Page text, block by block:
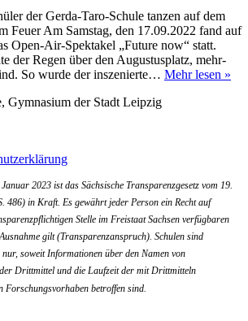
im Taro
der Ger­­da-Taro-Schu­­le tan­zen auf dem
Feu­er Am Sams­tag, den 17.09.2022 fand auf
Open-Air-Spek­­ta­kel „Future now“ statt.
der Regen über den Augus­tus­platz, mehr­
So wur­de der insze­nier­te… Mehr lesen »
Gymnasium der Stadt Leipzig
2023 ist das Sächsische Transparenzgesetz vom 19.
486) in Kraft. Es gewährt jeder Person ein Recht auf
Stelle im Freistaat Sachsen verfügbaren
gilt (Transparenzanspruch). Schulen sind
soweit Informationen über den Namen von
Drittmittel und die Laufzeit der mit Drittmitteln
Forschungsvorhaben betroffen sind.